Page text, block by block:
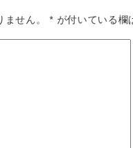
せん。 * が付いている欄